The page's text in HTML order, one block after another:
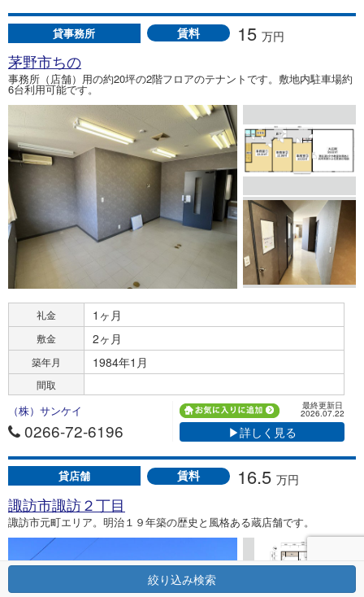
貸事務所 賃料 15 万円
茅野市ちの
事務所（店舗）用の約20坪の2階フロアのテナントです。敷地内駐車場約
6台利用可能です。
礼金 1ヶ月
敷金 2ヶ月
築年月 1984年1月
間取
（株）サンケイ
0266-72-6196
最終更新日
2026.07.22
▶詳しく見る
貸店舗 賃料 16.5 万円
諏訪市諏訪２丁目
諏訪市元町エリア。明治１９年築の歴史と風格ある蔵店舗です。
絞り込み検索